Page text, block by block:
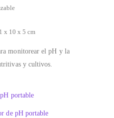
x 10 x 5 cm
monitorear el pH y la
y cultivos.
portable
de pH portable